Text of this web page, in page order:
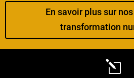
En savoir plus sur
transformation
l